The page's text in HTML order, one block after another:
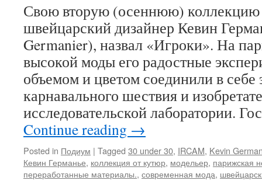
Свою вторую (осеннюю) коллекцию
швейцарский дизайнер Кевин
Germanier), назвал «Игроки». На
высокой моды его радостные
объемом и цветом соединили в себе
карнавального шествия и
исследовательской лаборатории.
Continue reading →
Posted in Подиум | Tagged 30 under 30, IRCAM, Kevin
Кевин Германье, коллекция от кутюр, модельер, парижская
переработанные материалы., современная мода,